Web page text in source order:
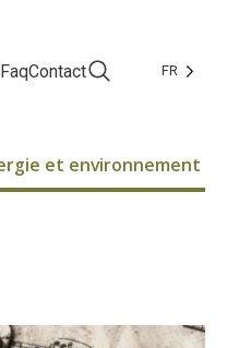
FaqContact Facebook
Instagram
FR
et environnement